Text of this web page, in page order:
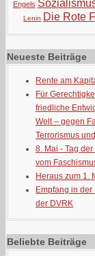
Engels
Lenin Die Rote
Neueste Beiträge
Rente am
Für
friedliche
Welt – gegen
Terrorismus
8. Mai - Tag
vom
Heraus zum 1.
Empfang in der
der DVRK
Beliebte Beiträge